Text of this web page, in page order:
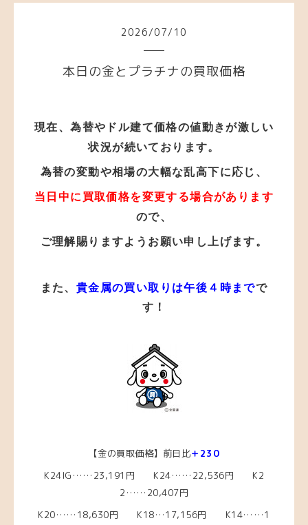
2026/07/ 10
本日の金とプラチナの買取価格
現在、為替やドル建て価格の値動きが激しい
状況が続いております。
為替の変動や相場の大幅な乱高下に応じ、
当日中に買取価格を変更する場合があります
ので、
ご理解賜りますようお願い申し上げます。
また、 貴金属の買い取りは午後４時までで
す！
【金の買取価格】前日比＋230
K24IG……23,191円 K24……22,536円 K2
2……20,407円
K20……18,630円 K18…17,156円 K14……1